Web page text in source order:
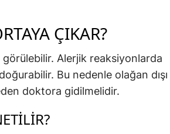
ÇIKAR?
Alerjik reaksiyonlarda
Bu nedenle olağan dışı
doktora gidilmelidir.